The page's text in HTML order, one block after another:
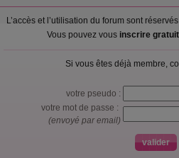
L’accès et l’utilisation du forum sont
Vous pouvez vous inscrire
Si vous êtes déjà membre,
votre pseudo :
votre mot de passe :
(envoyé par email)